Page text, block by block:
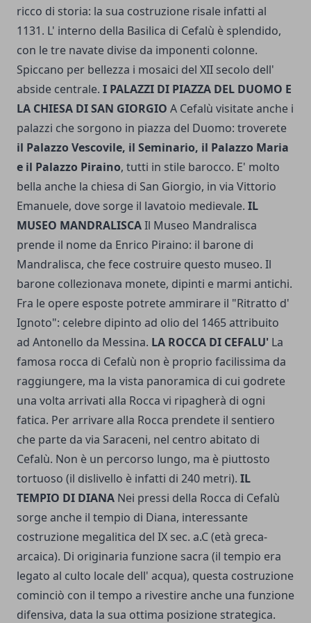
ricco di storia: la sua costruzione risale infatti al
1131. L' interno della Basilica di Cefalù è splendido,
con le tre navate divise da imponenti colonne.
Spiccano per bellezza i mosaici del XII secolo dell'
abside centrale. I PALAZZI DI PIAZZA DEL DUOMO E
LA CHIESA DI SAN GIORGIO A Cefalù visitate anche i
palazzi che sorgono in piazza del Duomo: troverete
il Palazzo Vescovile, il Seminario, il Palazzo Maria
e il Palazzo Piraino, tutti in stile barocco. E' molto
bella anche la chiesa di San Giorgio, in via Vittorio
Emanuele, dove sorge il lavatoio medievale. IL
MUSEO MANDRALISCAIl Museo Mandralisca
prende il nome da Enrico Piraino: il barone di
Mandralisca, che fece costruire questo museo. Il
barone collezionava monete, dipinti e marmi antichi.
Fra le opere esposte potrete ammirare il "Ritratto d'
Ignoto": celebre dipinto ad olio del 1465 attribuito
ad Antonello da Messina. LA ROCCA DI CEFALU' La
famosa rocca di Cefalù non è proprio facilissima da
raggiungere, ma la vista panoramica di cui godrete
una volta arrivati alla Rocca vi ripagherà di ogni
fatica. Per arrivare alla Rocca prendete il sentiero
che parte da via Saraceni, nel centro abitato di
Cefalù. Non è un percorso lungo, ma è piuttosto
tortuoso (il dislivello è infatti di 240 metri). IL
TEMPIO DI DIANA Nei pressi della Rocca di Cefalù
sorge anche il tempio di Diana, interessante
costruzione megalitica del IX sec. a.C (età greca-
arcaica). Di originaria funzione sacra (il tempio era
legato al culto locale dell' acqua), questa costruzione
cominciò con il tempo a rivestire anche una funzione
difensiva, data la sua ottima posizione strategica.